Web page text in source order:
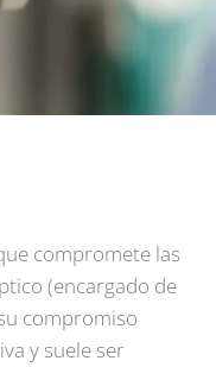
compromete las
(encargado de
compromiso
y suele ser